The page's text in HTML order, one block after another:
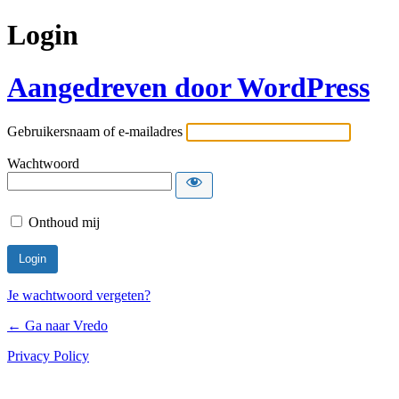
Login
Aangedreven door WordPress
Gebruikersnaam of e-mailadres
Wachtwoord
Onthoud mij
Je wachtwoord vergeten?
← Ga naar Vredo
Privacy Policy